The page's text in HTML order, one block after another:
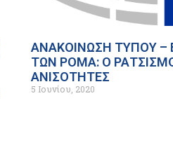
ΑΝΑΚΟΙΝΩΣΗ ΤΥΠΟΥ
ΤΩΝ ΡΟΜΑ: Ο
ΑΝΙΣΟΤΗΤΕΣ
5 Ιουνίου, 2020